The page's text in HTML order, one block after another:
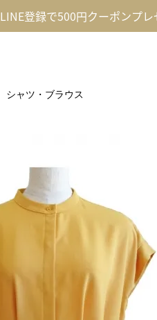
LINE登録で500円クーポンプ
シャツ・ブラウス